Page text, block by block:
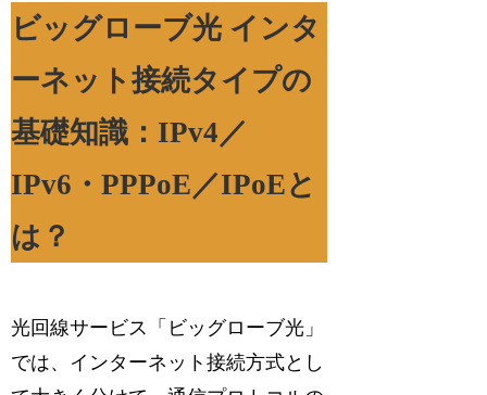
ビッグローブ光 インタ
ーネット接続タイプの
基礎知識：IPv4／
IPv6・PPPoE／IPoEと
は？
光回線サービス「ビッグローブ光」
では、インターネット接続方式とし